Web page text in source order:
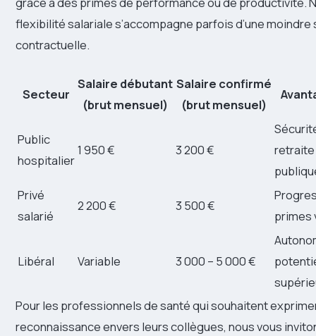
flexibilité salariale s’accompagne parfois d’une
contractuelle.
Secteur
Salaire débutant
(brut mensuel)
Salaire confirmé
(brut mensuel)
Public
hospitalier
1 950 € 3 200 €
Privé
salarié
2 200 € 3 500 €
primes
Libéral Variable 3 000 – 5 000 €
Pour les professionnels de santé qui souhaitent
reconnaissance envers leurs collègues, nous vous